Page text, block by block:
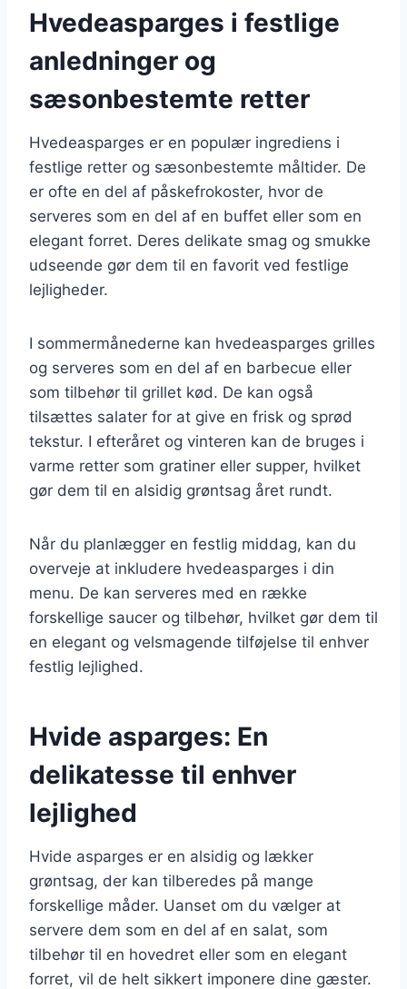
Hvedeasparges i festlige
anledninger og
sæsonbestemte retter
Hvedeasparges er en populær ingrediens i
festlige retter og sæsonbestemte måltider. De
er ofte en del af påskefrokoster, hvor de
serveres som en del af en buffet eller som en
elegant forret. Deres delikate smag og smukke
udseende gør dem til en favorit ved festlige
lejligheder.
I sommermånederne kan hvedeasparges grilles
og serveres som en del af en barbecue eller
som tilbehør til grillet kød. De kan også
tilsættes salater for at give en frisk og sprød
tekstur. I efteråret og vinteren kan de bruges i
varme retter som gratiner eller supper, hvilket
gør dem til en alsidig grøntsag året rundt.
Når du planlægger en festlig middag, kan du
overveje at inkludere hvedeasparges i din
menu. De kan serveres med en række
forskellige saucer og tilbehør, hvilket gør dem til
en elegant og velsmagende tilføjelse til enhver
festlig lejlighed.
Hvide asparges: En
delikatesse til enhver
lejlighed
Hvide asparges er en alsidig og lækker
grøntsag, der kan tilberedes på mange
forskellige måder. Uanset om du vælger at
servere dem som en del af en salat, som
tilbehør til en hovedret eller som en elegant
forret, vil de helt sikkert imponere dine gæster.